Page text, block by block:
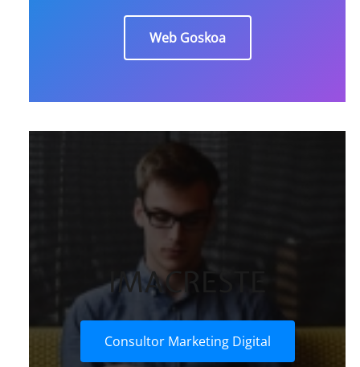
Web Goskoa
IMACRESTE
Consultor Marketing Digital